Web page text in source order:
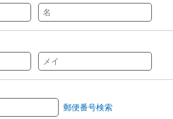
郵便番号検索